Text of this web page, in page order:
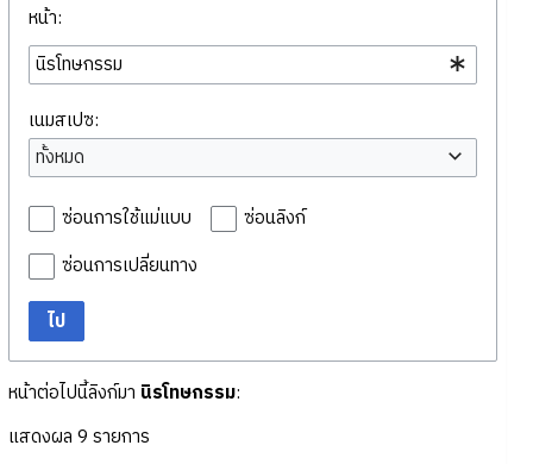
หน้า:
เนมสเปซ:
ทั้งหมด
ซ่อนการใช้แม่แบบ
ซ่อนลิงก์
ซ่อนการเปลี่ยนทาง
ไป
หน้าต่อไปนี้ลิงก์มา นิรโทษกรรม:
แสดงผล 9 รายการ